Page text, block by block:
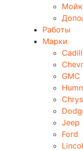
Работы
Марки
GMC
Jeep
Ford